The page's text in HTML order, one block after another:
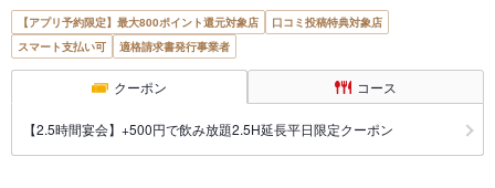
【アプリ予約限定】最大800ポイント還元対象店
口コミ投稿特典対象店
スマート支払い可
適格請求書発行事業者
クーポン コース
【2.5時間宴会】+500円で飲み放題2.5H延長平日限定クーポン